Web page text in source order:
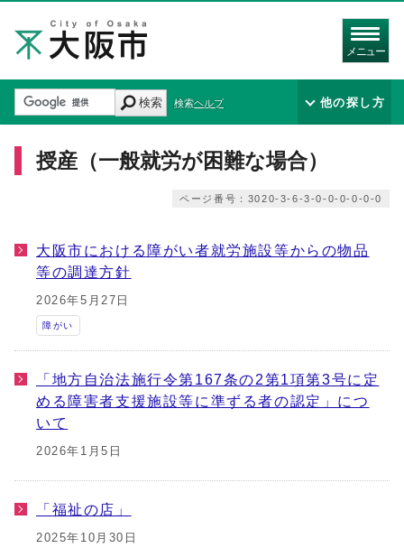
メニュー
検索 検索ヘルプ 他の探し方
授産（一般就労が困難な場合）
ページ番号：3020-3-6-3-0-0-0-0-0-0
大阪市における障がい者就労施設等からの物品
等の調達方針
2026年5月27日
障がい
「地方自治法施行令第167条の2第1項第3号に定
める障害者支援施設等に準ずる者の認定」につ
いて
2026年1月5日
「福祉の店」
2025年10月30日